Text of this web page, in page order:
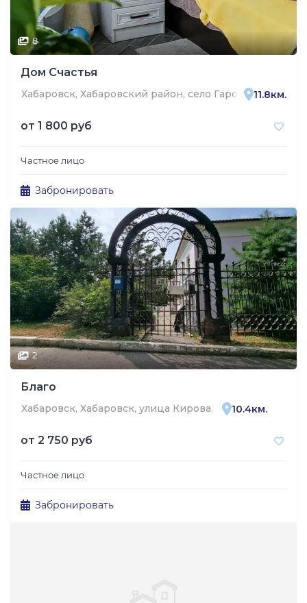
8
Дом Счастья
Хабаровск, Хабаровский район, село Гаровка-1,11.8км.
от 1 800 руб
Частное лицо
Забронировать
2
Благо
Хабаровск, Хабаровск, улица Кирова, 3 10.4км.
от 2 750 руб
Частное лицо
Забронировать